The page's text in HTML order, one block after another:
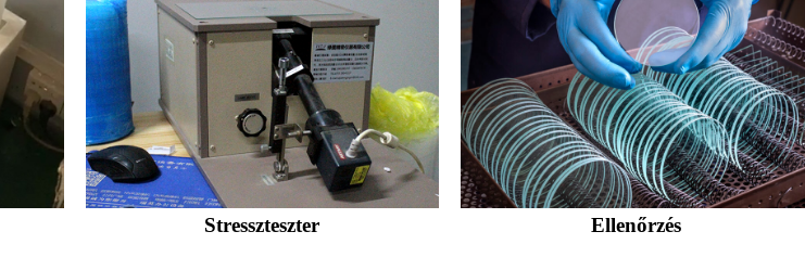
Stresszteszter Ellenőrzés